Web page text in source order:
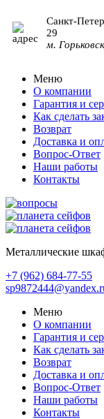
Санкт-
29
м.
Меню
О компании
Гарантия и
Как сделать
Возврат
Доставка и
Вопрос-Ответ
Наши работы
Контакты
Металлические
+7 (962) 684-77-55
Меню
О компании
Гарантия и
Как сделать
Возврат
Доставка и
Вопрос-Ответ
Наши работы
Контакты